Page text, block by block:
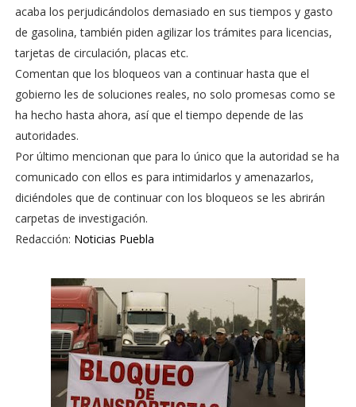
acaba los perjudicándolos demasiado en sus tiempos y gasto
de gasolina, también piden agilizar los trámites para licencias,
tarjetas de circulación, placas etc.
Comentan que los bloqueos van a continuar hasta que el
gobierno les de soluciones reales, no solo promesas como se
ha hecho hasta ahora, así que el tiempo depende de las
autoridades.
Por último mencionan que para lo único que la autoridad se ha
comunicado con ellos es para intimidarlos y amenazarlos,
diciéndoles que de continuar con los bloqueos se les abrirán
carpetas de investigación.
Redacción: Noticias Puebla